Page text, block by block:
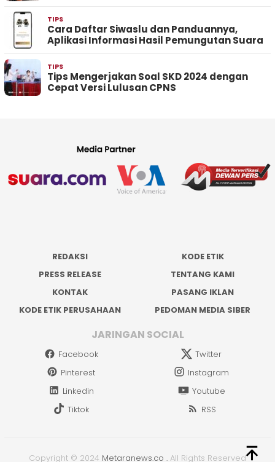
TIPS
Cara Daftar Siwaslu dan Panduannya,
Aplikasi Informasi Hasil Pemungutan Suara
TIPS
Tips Mengerjakan Soal SKD 2024 dengan
Cepat Versi Lulusan CPNS
REDAKSI
KODE ETIK
PRESS RELEASE
TENTANG KAMI
KONTAK
PASANG IKLAN
KODE ETIK PERUSAHAAN
PEDOMAN MEDIA SIBER
JARINGAN SOCIAL
Facebook
Twitter
Pinterest
Instagram
Linkedin
Youtube
Tiktok
RSS
Copyright © 2024 Metaranews.co . All Rights Reserved